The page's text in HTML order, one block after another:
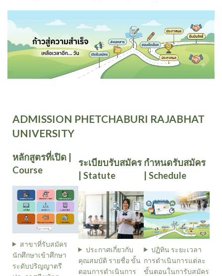
ADMISSION PHETCHABURI RAJABHAT
UNIVERSITY
หลักสูตรที่เปิด |
Course
สาขาที่รับสมัคร
นักศึกษาเข้าศึกษา
ระดับปริญญาตรี
ระเบียบรับสมัคร
| Statute
ประกาศเกี่ยวกับ
คุณสมบัติ รายชื่อ ขั้น
ตอนการดำเนินการ
กำหนดรับสมัคร
| Schedule
ปฏิทิน ระยะเวลา
การดำเนินการแต่ละ
ขั้นตอนในการับสมัคร